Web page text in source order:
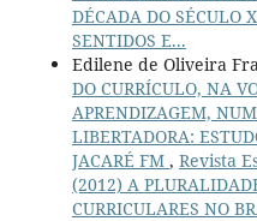
DÉCADA DO SÉCULO
SENTIDOS E...
Edilene de Oliveira
DO CURRÍCULO, NA
APRENDIZAGEM,
LIBERTADORA:
JACARÉ FM , Revista
(2012) A
CURRICULARES NO